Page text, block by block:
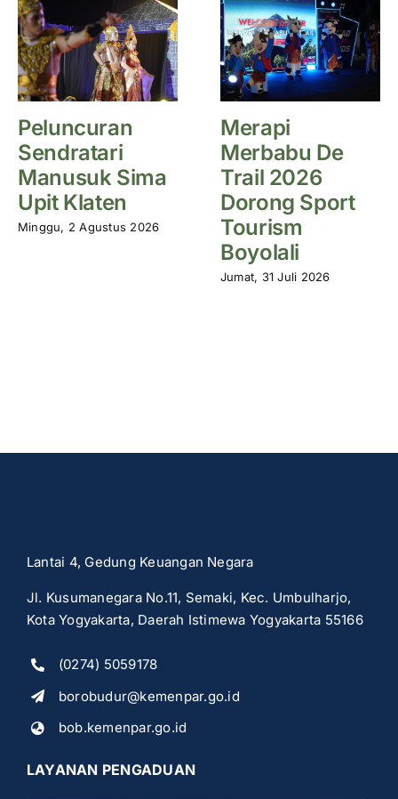
Peluncuran
Sendratari
Manusuk Sima
Upit Klaten
Minggu, 2 Agustus 2026
Merapi
Merbabu De
Trail 2026
Dorong Sport
Tourism
Boyolali
Jumat, 31 Juli 2026
Lantai 4, Gedung Keuangan Negara
Jl. Kusumanegara No.11, Semaki, Kec. Umbulharjo,
Kota Yogyakarta, Daerah Istimewa Yogyakarta 55166
(0274) 5059178
borobudur@kemenpar.go.id
bob.kemenpar.go.id
LAYANAN PENGADUAN